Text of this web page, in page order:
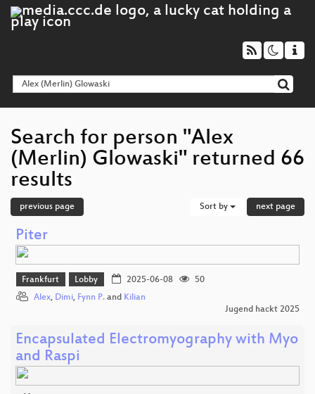
Search for person "Alex
(Merlin) Glowaski" returned 66
results
previous page Sort by next page
Piter
Frankfurt Lobby 2025-06-08
50
Alex, Dimi, Fynn P. and Kilian
Jugend hackt 2025
Encapsulated Electromyography with Myo
and Raspi